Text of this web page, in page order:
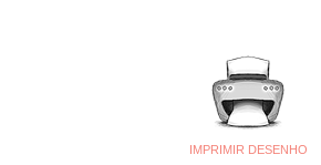
IMPRIMIR DESENHO